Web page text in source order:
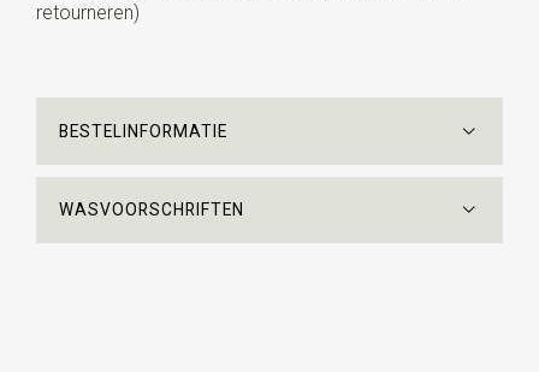
retourneren)
BESTELINFORMATIE
WASVOORSCHRIFTEN